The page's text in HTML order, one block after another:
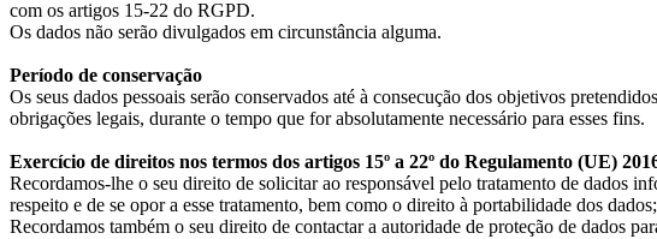
com os artigos 15-22 do RGPD.
Os dados não serão divulgados em circunstância alguma.
Período de conservação
Os seus dados pessoais serão conservados até à consecução dos objetivos
obrigações legais, durante o tempo que for absolutamente necessário para esses fins.
Exercício de direitos nos termos dos artigos 15º a 22º do Regulamento (UE)
Recordamos-lhe o seu direito de solicitar ao responsável pelo tratamento de dados
respeito e de se opor a esse tratamento, bem como o direito à portabilidade dos
Recordamos também o seu direito de contactar a autoridade de proteção de dados